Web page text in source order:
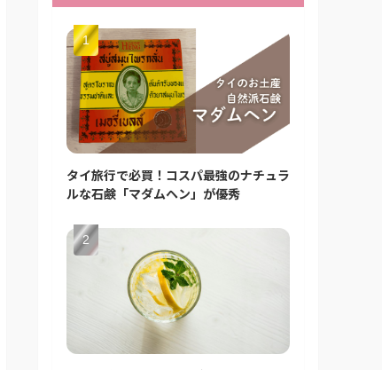
タイ旅行で必買！コスパ最強のナチュラ
ルな石鹸「マダムヘン」が優秀